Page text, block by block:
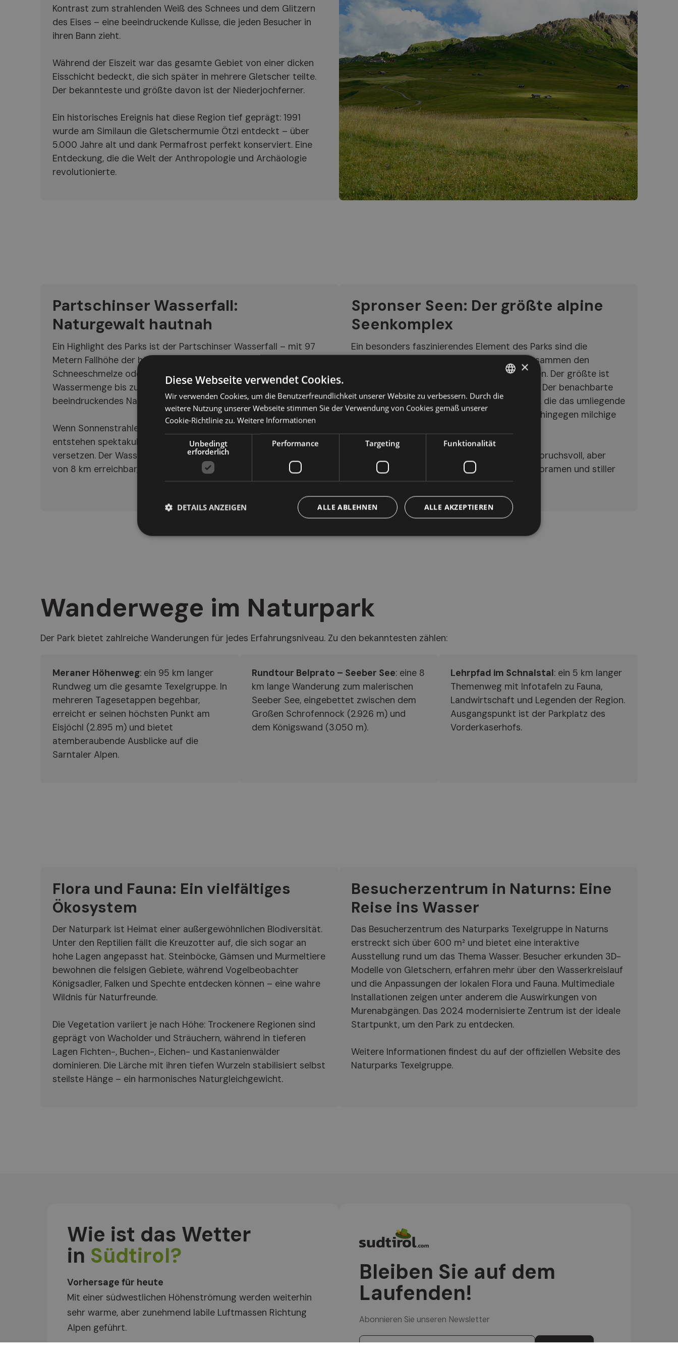
Kontrast zum strahlenden Weiß des Schnees und dem Glitzern
des Eises – eine beeindruckende Kulisse, die jeden Besucher in
ihren Bann zieht.
Während der Eiszeit war das gesamte Gebiet von einer dicken
Eisschicht bedeckt, die sich später in mehrere Gletscher teilte.
Der bekannteste und größte davon ist der Niederjochferner.
Ein historisches Ereignis hat diese Region tief geprägt: 1991
wurde am Similaun die Gletschermumie Ötzi entdeckt – über
5.000 Jahre alt und dank Permafrost perfekt konserviert. Eine
Entdeckung, die die Welt der Anthropologie und Archäologie
revolutionierte.
Partschinser Wasserfall:
Naturgewalt hautnah
Ein Highlight des Parks ist der Partschinser Wasserfall – mit 97
Metern Fallhöhe der höchste Südtirols. Während der
Schneeschmelze oder nach starken Regenfällen erreicht die
Wassermenge bis zu 6.000 Liter pro Sekunde – ein
beeindruckendes Naturschauspiel.
Wenn Sonnenstrahlen auf die feinen Wassertröpfchen treffen,
entstehen spektakuläre Regenbögen, die Besucher in Staunen
versetzen. Der Wasserfall ist über eine mittelschwere Wanderung
von 8 km erreichbar, die unterwegs traumhafte Ausblicke bietet.
Spronser Seen: Der größte alpine
Seenkomplex
Ein besonders faszinierendes Element des Parks sind die
Spronser Seen – zehn Gletscherseen, die zusammen den
größten alpinen Seenkomplex der Alpen bilden. Der größte ist
der Langsee, rund 1 km lang und 300 m breit. Der benachbarte
Grünsee besticht mit seiner intensiven Farbe, die das umliegende
Grün widerspiegelt. Der kleine Milchsee zeigt hingegen milchige
Die Wanderung durch das Seengebiet ist anspruchsvoll, aber
jeder Schritt wird mit atemberaubenden Panoramen und stiller
Magie belohnt.
Wanderwege im Naturpark
Der Park bietet zahlreiche Wanderungen für jedes Erfahrungsniveau. Zu den bekanntesten zählen:
Meraner Höhenweg: ein 95 km langer
Rundweg um die gesamte Texelgruppe. In
mehreren Tagesetappen begehbar,
erreicht er seinen höchsten Punkt am
Eisjöchl (2.895 m) und bietet
atemberaubende Ausblicke auf die
Sarntaler Alpen.
Rundtour Belprato – Seeber See: eine 8
km lange Wanderung zum malerischen
Seeber See, eingebettet zwischen dem
Großen Schrofennock (2.926 m) und
dem Königswand (3.050 m).
Lehrpfad im Schnalstal: ein 5 km langer
Themenweg mit Infotafeln zu Fauna,
Landwirtschaft und Legenden der Region.
Ausgangspunkt ist der Parkplatz des
Vorderkaserhofs.
Flora und Fauna: Ein vielfältiges
Ökosystem
Der Naturpark ist Heimat einer außergewöhnlichen Biodiversität.
Unter den Reptilien fällt die Kreuzotter auf, die sich sogar an
hohe Lagen angepasst hat. Steinböcke, Gämsen und Murmeltiere
bewohnen die felsigen Gebiete, während Vogelbeobachter
Königsadler, Falken und Spechte entdecken können – eine wahre
Wildnis für Naturfreunde.
Die Vegetation variiert je nach Höhe: Trockenere Regionen sind
geprägt von Wacholder und Sträuchern, während in tieferen
Lagen Fichten-, Buchen-, Eichen- und Kastanienwälder
dominieren. Die Lärche mit ihren tiefen Wurzeln stabilisiert selbst
steilste Hänge – ein harmonisches Naturgleichgewicht.
Besucherzentrum in Naturns: Eine
Reise ins Wasser
Das Besucherzentrum des Naturparks Texelgruppe in Naturns
erstreckt sich über 600 m² und bietet eine interaktive
Ausstellung rund um das Thema Wasser. Besucher erkunden 3D-
Modelle von Gletschern, erfahren mehr über den Wasserkreislauf
und die Anpassungen der lokalen Flora und Fauna. Multimediale
Installationen zeigen unter anderem die Auswirkungen von
Murenabgängen. Das 2024 modernisierte Zentrum ist der ideale
Startpunkt, um den Park zu entdecken.
Weitere Informationen findest du auf der offiziellen Website des
Naturparks Texelgruppe.
Wie ist das Wetter
in Südtirol?
Vorhersage für heute
Mit einer südwestlichen Höhenströmung werden weiterhin
sehr warme, aber zunehmend labile Luftmassen Richtung
Alpen geführt.
Bleiben Sie auf dem
Laufenden!
Abonnieren Sie unseren Newsletter
ITALIAN
×
Diese Webseite verwendet Cookies.
Wir verwenden Cookies, um die Benutzerfreundlichkeit unserer Website zu verbessern. Durch die
weitere Nutzung unserer Webseite stimmen Sie der Verwendung von Cookies gemäß unserer
Cookie-Richtlinie zu. Weitere Informationen
Unbedingt
erforderlich
Performance Targeting Funktionalität
ALLE AKZEPTIEREN
ALLE ABLEHNEN
DETAILS ANZEIGEN